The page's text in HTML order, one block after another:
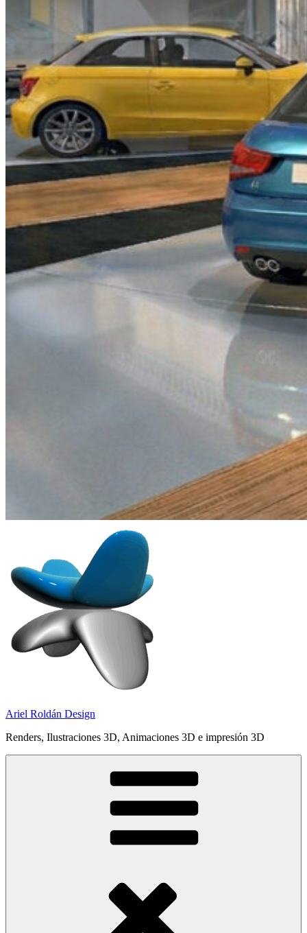
Ariel Roldán Design
Renders, Ilustraciones 3D, Animaciones 3D e impresión 3D